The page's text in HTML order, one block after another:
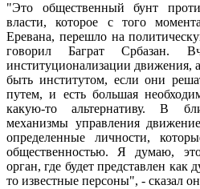
"Это общественный бунт
власти, которое с того
Еревана, перешло на
говорил Баграт Србазан.
институционализации движения,
быть институтом, если они
путем, и есть большая
какую-то альтернативу. В
механизмы управления
определенные личности,
общественностью. Я думаю,
орган, где будет представлен как
то известные персоны", - сказал